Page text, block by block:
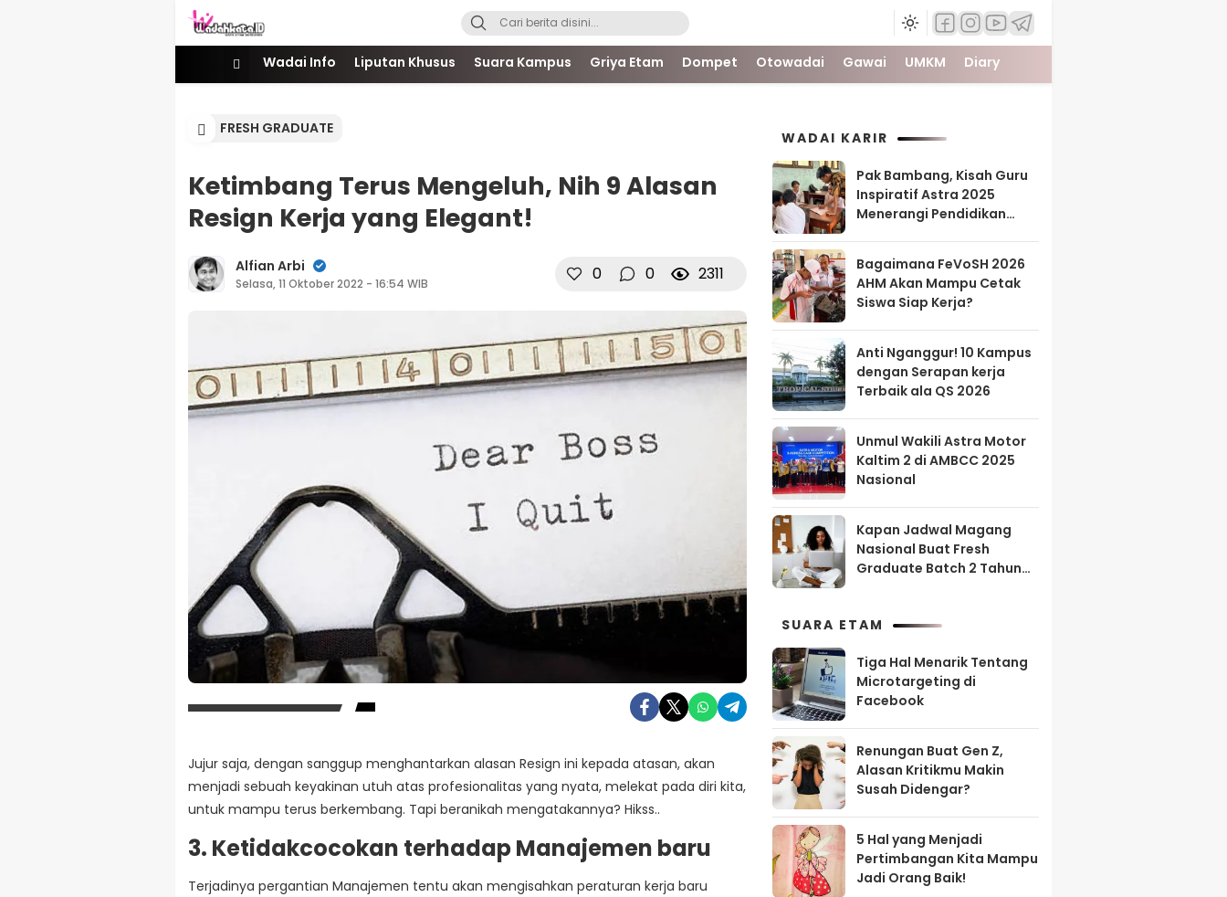
Gaya Etam Bersuara
Wadai Info Liputan Khusus Suara Kampus Griya Etam Dompet Otowadai Gawai UMKM Diary
FRESH GRADUATE
Ketimbang Terus Mengeluh, Nih 9 Alasan
Resign Kerja yang Elegant!
Alfian Arbi
Selasa, 11 Oktober 2022 - 16:54 WIB 0 0 2311
Jujur saja, dengan sanggup menghantarkan alasan Resign ini kepada atasan, akan
menjadi sebuah keyakinan utuh atas profesionalitas yang nyata, melekat pada diri kita,
untuk mampu terus berkembang. Tapi beranikah mengatakannya? Hikss..
3. Ketidakcocokan terhadap Manajemen baru
Terjadinya pergantian Manajemen tentu akan mengisahkan peraturan kerja baru
WADAI KARIR
Pak Bambang, Kisah Guru
Inspiratif Astra 2025
Menerangi Pendidikan
Bagaimana FeVoSH 2026
AHM Akan Mampu Cetak
Siswa Siap Kerja?
Anti Nganggur! 10 Kampus
dengan Serapan kerja
Terbaik ala QS 2026
Unmul Wakili Astra Motor
Kaltim 2 di AMBCC 2025
Nasional
Kapan Jadwal Magang
Nasional Buat Fresh
Graduate Batch 2 Tahun
SUARA ETAM
Tiga Hal Menarik Tentang
Microtargeting di
Facebook
Renungan Buat Gen Z,
Alasan Kritikmu Makin
Susah Didengar?
5 Hal yang Menjadi
Pertimbangan Kita Mampu
Jadi Orang Baik!